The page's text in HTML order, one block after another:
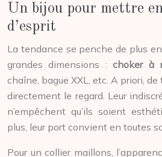
Un bijou pour mettre
d’esprit
La tendance se penche de plus
grandes dimensions :choker à
chaîne, bague XXL, etc. A priori,
directement le regard. Leur
n’empêchent qu’ils soient
plus, leur port convient en toutes
Pour un collier maillons,